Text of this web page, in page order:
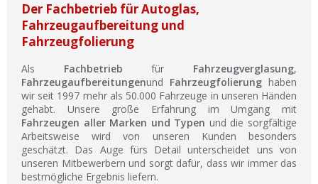
Der Fachbetrieb für Autoglas,
Fahrzeugaufbereitung und
Fahrzeugfolierung
Als Fachbetrieb für Fahrzeugverglasung,
Fahrzeugaufbereitungenund Fahrzeugfolierung haben
wir seit 1997 mehr als 50.000 Fahrzeuge in unseren Händen
gehabt. Unsere große Erfahrung im Umgang mit
Fahrzeugen aller Marken und Typen und die sorgfältige
Arbeitsweise wird von unseren Kunden besonders
geschätzt. Das Auge fürs Detail unterscheidet uns von
unseren Mitbewerbern und sorgt dafür, dass wir immer das
bestmögliche Ergebnis liefern.